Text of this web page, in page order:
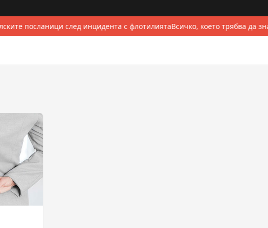
посланици след инцидента с флотилиятаВсичко, което трябва да